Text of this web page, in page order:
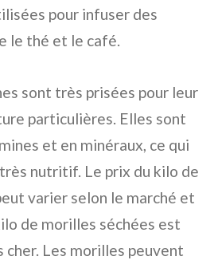
pour infuser des
le thé et le café.
sont très prisées pour leur
particulières. Elles sont
et en minéraux, ce qui
nutritif. Le prix du kilo de
varier selon le marché et
de morilles séchées est
cher. Les morilles peuvent